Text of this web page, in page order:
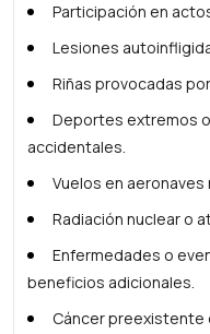
Participación en
Lesiones
Riñas provocadas
Deportes extremos
accidentales.
Vuelos en
Radiación nuclear o
Enfermedades o
beneficios adicionales.
Cáncer preexistente